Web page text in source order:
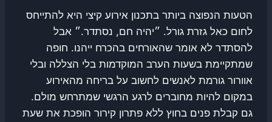
הטעות הנפוצה ביותר בתכנון אירוע קיצי היא להתייחס
לחום כאל גזרת גורל. ״יהיה חם, נסתדר.״ אבל
להסתדר לא אומר שהאורחים בהכרח ייהנו. חופה
שמתקיימת בשעות הערב המוקדמות בלי הצללה ובלי
אוורור גורמת לאנשים לחשוב על בריחה מהאירוע
במקום להיות מחוברים לרגע הרגשי שמתרחש מולם.
גם קבלת פנים בחוץ ללא פתרון קירור הופכת את שעת